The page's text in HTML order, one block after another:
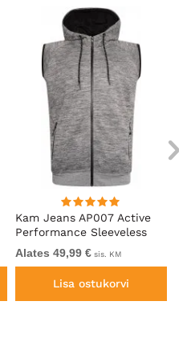
Kam Jeans AP007 Active
Performance Sleeveless
Hoody Grey
Alates 49,99 € sis. KM
Lisa ostukorvi